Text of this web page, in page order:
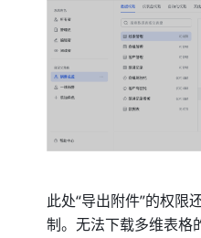
此处“导出附件”的权限
制。无法下载多维表格